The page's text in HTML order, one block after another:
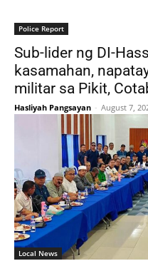
Police Report
Sub-lider ng DI-
kasamahan,
militar sa Pikit,
Hasliyah Pangsayan - August 7,
Local News